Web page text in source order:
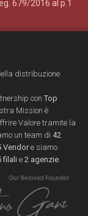
679/2016 al p.1
distribuzione
con Top
Mission è
Valore tramite la
un team di 42
Vendore siamo
filali e 2 agenzie